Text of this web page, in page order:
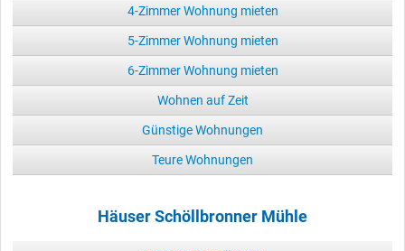
4-Zimmer Wohnung mieten
5-Zimmer Wohnung mieten
6-Zimmer Wohnung mieten
Wohnen auf Zeit
Günstige Wohnungen
Teure Wohnungen
Häuser Schöllbronner Mühle